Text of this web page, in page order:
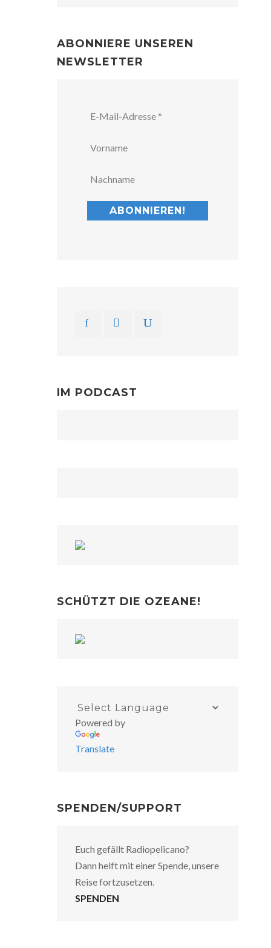
ABONNIERE UNSEREN
NEWSLETTER
IM PODCAST
SCHÜTZT DIE OZEANE!
Powered by
Translate
SPENDEN/SUPPORT
Euch gefällt Radiopelicano?
Dann helft mit einer Spende, unsere
Reise fortzusetzen.
SPENDEN